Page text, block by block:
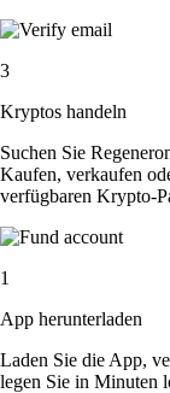
3
Kryptos handeln
Suchen Sie
Kaufen, verkaufen
verfügbaren Krypto-
1
App herunterladen
Laden Sie die App,
legen Sie in Minuten